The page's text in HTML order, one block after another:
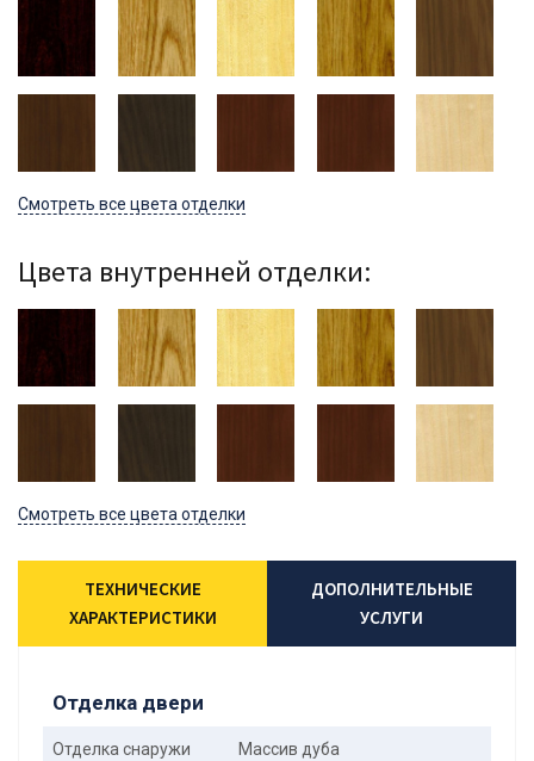
Смотреть все цвета отделки
Цвета внутренней отделки:
Смотреть все цвета отделки
ТЕХНИЧЕСКИЕ
ХАРАКТЕРИСТИКИ
ДОПОЛНИТЕЛЬНЫЕ
УСЛУГИ
Отделка двери
Отделка снаружи Массив дуба